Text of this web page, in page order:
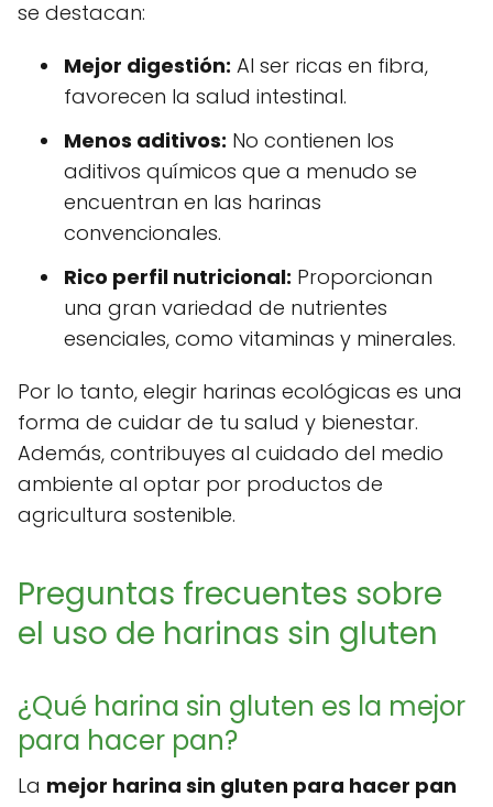
se destacan:
Mejor digestión: Al ser ricas en fibra,
favorecen la salud intestinal.
Menos aditivos: No contienen los
aditivos químicos que a menudo se
encuentran en las harinas
convencionales.
Rico perfil nutricional: Proporcionan
una gran variedad de nutrientes
esenciales, como vitaminas y minerales.
Por lo tanto, elegir harinas ecológicas es una
forma de cuidar de tu salud y bienestar.
Además, contribuyes al cuidado del medio
ambiente al optar por productos de
agricultura sostenible.
Preguntas frecuentes sobre
el uso de harinas sin gluten
¿Qué harina sin gluten es la mejor
para hacer pan?
La mejor harina sin gluten para hacer pan